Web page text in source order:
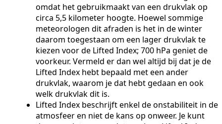
omdat het gebruikmaakt van een drukvlak op
circa 5,5 kilometer hoogte. Hoewel sommige
meteorologen dit afraden is het in de winter
daarom toegestaan om een lager drukvlak te
kiezen voor de Lifted Index; 700 hPa geniet de
voorkeur. Vermeld er dan wel altijd bij dat je de
Lifted Index hebt bepaald met een ander
drukvlak, waarom je dat hebt gedaan en ook
welk drukvlak dit is.
Lifted Index beschrijft enkel de onstabiliteit in de
atmosfeer en niet de kans op onweer. Je kunt